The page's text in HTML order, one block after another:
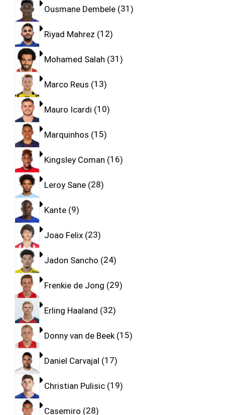
Ousmane Dembele 31
Riyad Mahrez 12
Mohamed Salah 31
Marco Reus 13
Mauro Icardi 10
Marquinhos 15
Kingsley Coman 16
Leroy Sane 28
Kante 9
Joao Felix 23
Jadon Sancho 24
Frenkie de Jong 29
Erling Haaland 32
Donny van de Beek 15
Daniel Carvajal 17
Christian Pulisic 19
Casemiro 28